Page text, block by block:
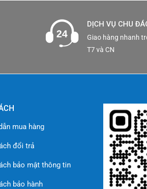
DỊCH VỤ CHU
Giao hàng nhanh
T7 và CN
mua hàng
đổi trả
bảo mật thông tin
bảo hành